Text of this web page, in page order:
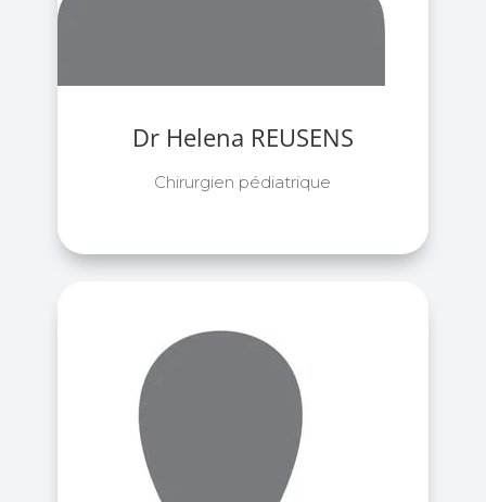
Dr Helena REUSENS
Chirurgien pédiatrique